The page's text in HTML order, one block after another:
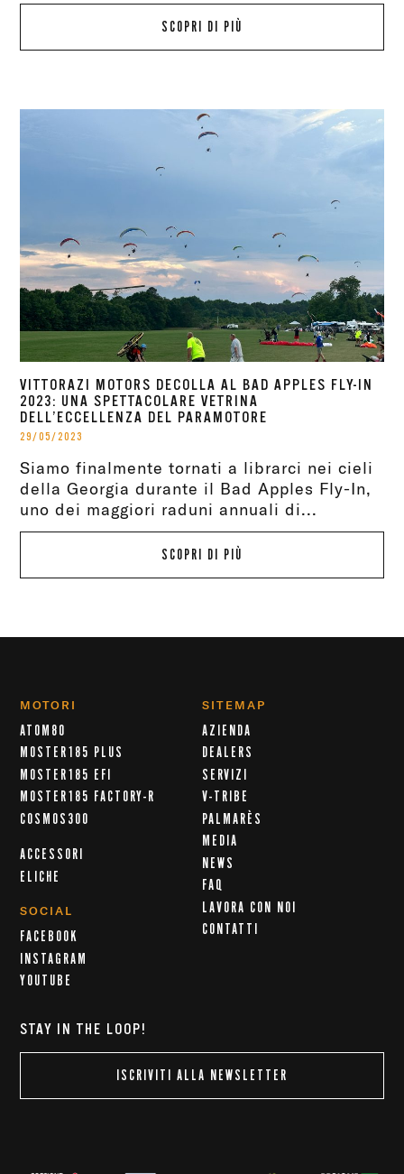
SCOPRI DI PIÙ
VITTORAZI MOTORS DECOLLA AL BAD APPLES FLY-IN
2023: UNA SPETTACOLARE VETRINA
DELL’ECCELLENZA DEL PARAMOTORE
29/05/2023
Siamo finalmente tornati a librarci nei cieli
della Georgia durante il Bad Apples Fly-In,
uno dei maggiori raduni annuali di...
SCOPRI DI PIÙ
MOTORI
ATOM80
MOSTER185 PLUS
MOSTER185 EFI
MOSTER185 FACTORY-R
COSMOS300
ACCESSORI
ELICHE
SOCIAL
FACEBOOK
INSTAGRAM
YOUTUBE
SITEMAP
AZIENDA
DEALERS
SERVIZI
V-TRIBE
PALMARÈS
MEDIA
NEWS
FAQ
LAVORA CON NOI
CONTATTI
STAY IN THE LOOP!
ISCRIVITI ALLA NEWSLETTER